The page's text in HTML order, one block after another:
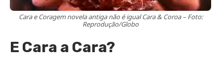
Cara e Coragem novela antiga não é igual Cara & Coroa – Foto:
Reprodução/Globo
E Cara a Cara?